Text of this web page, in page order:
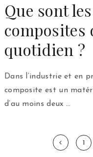
Que sont
composites
quotidien ?
Dans l’industrie et en
composite est un
d’au moins deux …
Pagination
1